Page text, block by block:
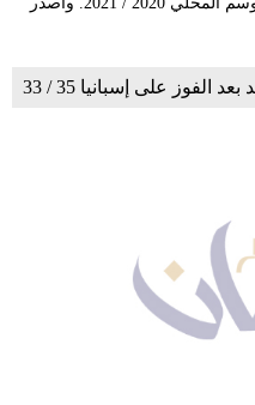
الفوز على إسبانيا 35 / 33